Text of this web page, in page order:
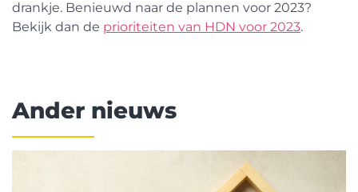
drankje. Benieuwd naar de plannen voor 2023?
Bekijk dan de prioriteiten van HDN voor 2023.
Ander nieuws